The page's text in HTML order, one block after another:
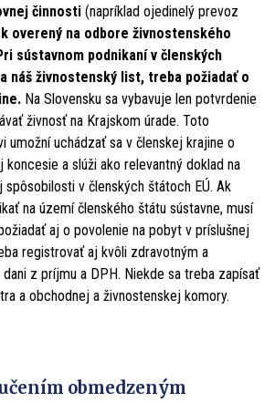
činnosti (napríklad ojedinelý prevoz
overený na odbore živnostenského
sústavnom podnikaní v členských
náš živnostenský list, treba požiadať o
Na Slovensku sa vybavuje len potvrdenie
živnosť na Krajskom úrade. Toto
umožní uchádzať sa v členskej krajine o
koncesie a slúži ako relevantný doklad na
spôsobilosti v členských štátoch EÚ. Ak
na území členského štátu sústavne, musí
aj o povolenie na pobyt v príslušnej
registrovať aj kvôli zdravotným a
z príjmu a DPH. Niekde sa treba zapísať
a obchodnej a živnostenskej komory.
obmedzeným